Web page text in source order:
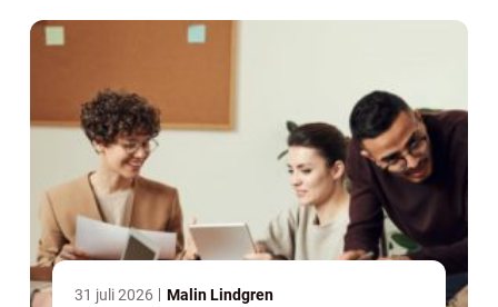
31 juli 2026 Malin Lindgren